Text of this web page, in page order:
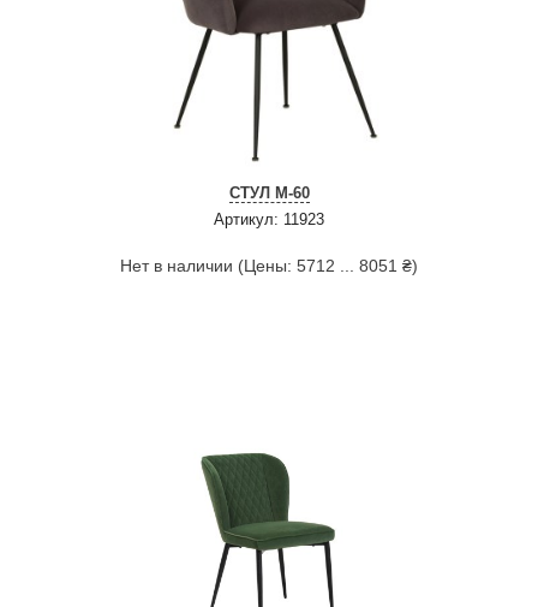
СТУЛ M-60
Артикул: 11923
Нет в наличии (Цены: 5712 ... 8051 ₴)